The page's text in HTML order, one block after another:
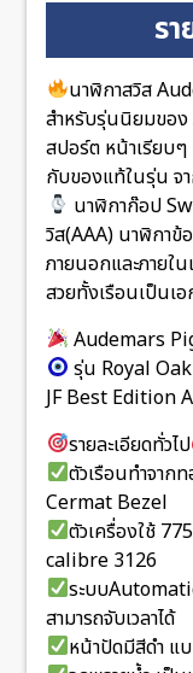
ร
นาฬิกาสวิส
สำหรับรุ่นนิยมขอ
สปอร์ต หน้าเรียบ
กับของแท้ในรุ่น จ
นาฬิกาก๊อป
วิส(AAA) นาฬิกาข้
ภายนอกและภายใ
สวยทั้งเรือนเป็นเ
Audemars
รุ่น Royal
JF Best Edition
รายละเอียดทั่วไป
ตัวเรือนทำจาก
Cermat Bezel
ตัวเครื่องใช้
calibre 3126
ระบบ
สามารถจับเวลาได้
หน้าปัดมีสีดำ แ